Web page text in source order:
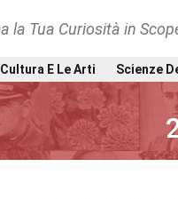
la Tua Curiosità in
Cultura E Le Arti Scienze